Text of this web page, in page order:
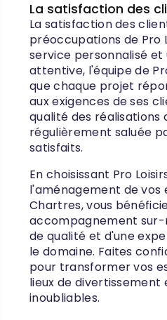
La satisfaction des
La satisfaction des
préoccupations de Pro
service personnalisé et
attentive, l'équipe de
que chaque projet
aux exigences de ses
qualité des réalisations
régulièrement saluée
satisfaits.
En choisissant Pro
l'aménagement de vos
Chartres, vous
accompagnement sur-
de qualité et d'une
le domaine. Faites
pour transformer vos
lieux de
inoubliables.